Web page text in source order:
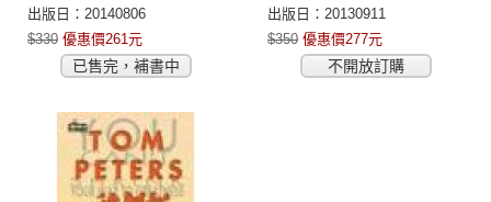
出版日：20140806
$330 優惠價261元
已售完，補書中
出版日：20130911
$350 優惠價277元
不開放訂購